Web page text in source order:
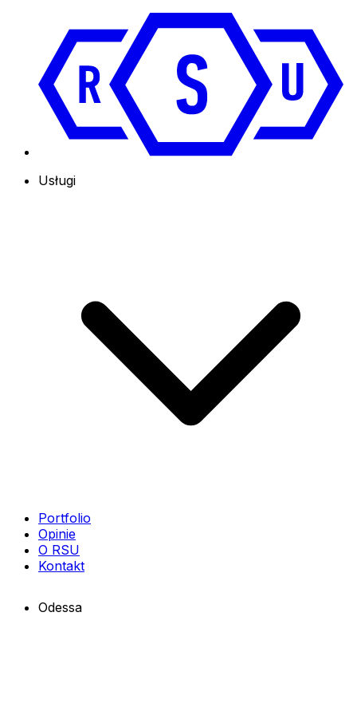
Usługi
Portfolio
Opinie
O RSU
Kontakt
Odessa